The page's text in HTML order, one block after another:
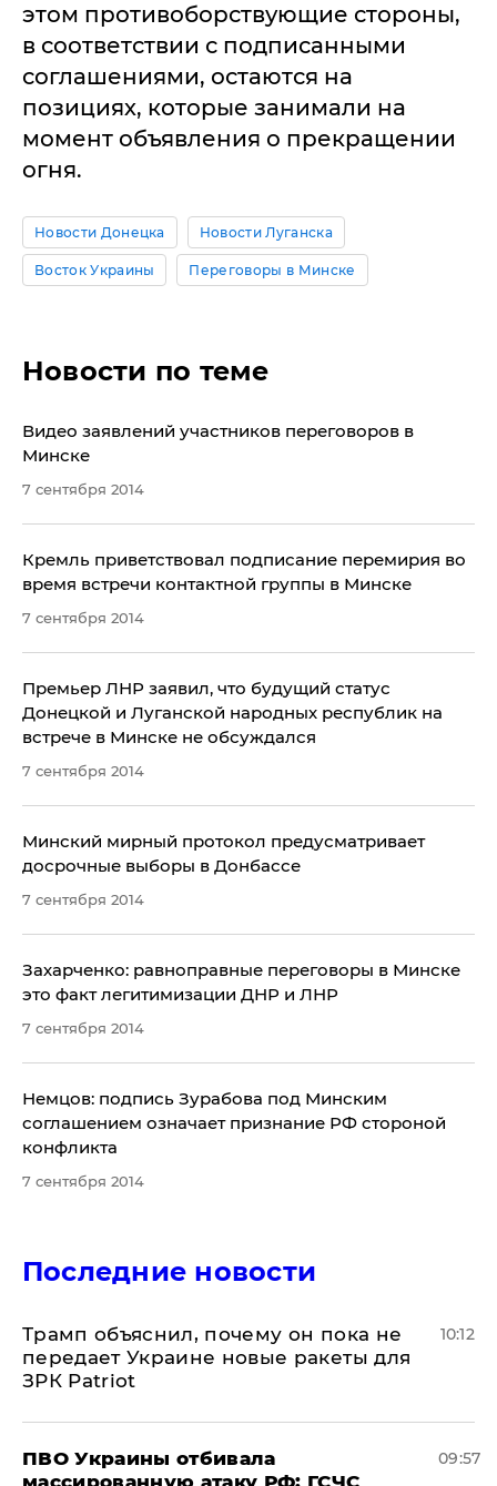
этом противоборствующие стороны,
в соответствии с подписанными
соглашениями, остаются на
позициях, которые занимали на
момент объявления о прекращении
огня.
Новости Донецка Новости Луганска
Восток Украины Переговоры в Минске
Новости по теме
Видео заявлений участников переговоров в
Минске
7 сентября 2014
Кремль приветствовал подписание перемирия во
время встречи контактной группы в Минске
7 сентября 2014
Премьер ЛНР заявил, что будущий статус
Донецкой и Луганской народных республик на
встрече в Минске не обсуждался
7 сентября 2014
Минский мирный протокол предусматривает
досрочные выборы в Донбассе
7 сентября 2014
Захарченко: равноправные переговоры в Минске
это факт легитимизации ДНР и ЛНР
7 сентября 2014
Немцов: подпись Зурабова под Минским
соглашением означает признание РФ стороной
конфликта
7 сентября 2014
Последние новости
Трамп объяснил, почему он пока не
передает Украине новые ракеты для
ЗРК Patriot
10:12
ПВО Украины отбивала
09:57